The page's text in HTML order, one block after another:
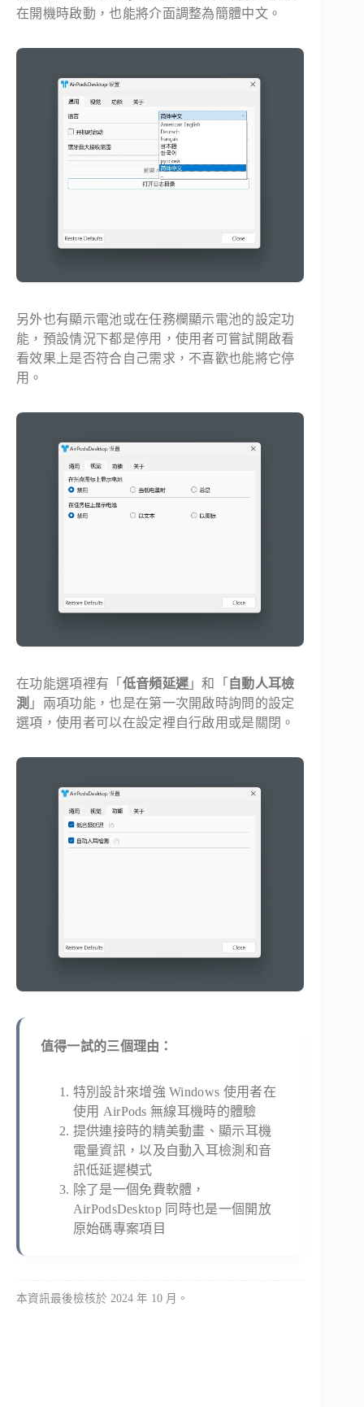
在開機時啟動，也能將介面調整為簡體中文。
另外也有顯示電池或在任務欄顯示電池的設定功
能，預設情況下都是停用，使用者可嘗試開啟看
看效果上是否符合自己需求，不喜歡也能將它停
用。
在功能選項裡有「 低音頻延遲 」和「 自動人耳檢
測 」兩項功能，也是在第一次開啟時詢問的設定
選項，使用者可以在設定裡自行啟用或是關閉。
值得一試的三個理由：
特別設計來增強 Windows 使用者在
使用 AirPods 無線耳機時的體驗
提供連接時的精美動畫、顯示耳機
電量資訊，以及自動入耳檢測和音
訊低延遲模式
除了是一個免費軟體，
AirPodsDesktop 同時也是一個開放
原始碼專案項目
本資訊最後檢核於 2024 年 10 月。